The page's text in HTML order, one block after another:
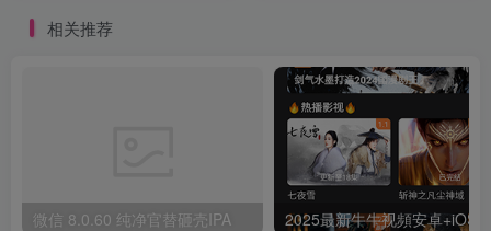
相关推荐
微信 8.0.60 纯净官替砸壳IPA